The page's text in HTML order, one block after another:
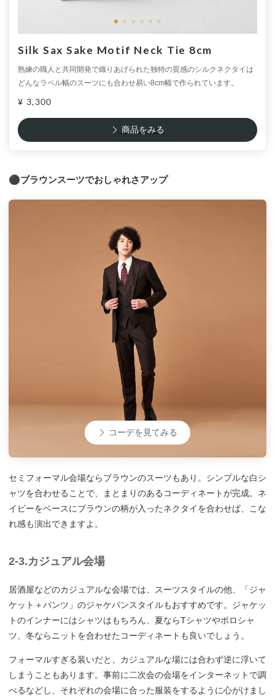
Silk Sax Sake Motif Neck Tie 8cm
熟練の職人と共同開発で織りあげられた独特の質感のシルクネクタイは
どんなラペル幅のスーツにも合わせ易い8cm幅で作られています。
¥ 3,300
商品をみる
⚫︎ブラウンスーツでおしゃれさアップ
コーデを見てみる
セミフォーマル会場ならブラウンのスーツもあり。シンプルな白シ
ャツを合わせることで、まとまりのあるコーディネートが完成。ネ
イビーをベースにブラウンの柄が入ったネクタイを合わせば、こな
れ感も演出できますよ。
2-3.カジュアル会場
居酒屋などのカジュアルな会場では、スーツスタイルの他、「ジャ
ケット＋パンツ」のジャケパンスタイルもおすすめです。ジャケッ
トのインナーにはシャツはもちろん、夏ならTシャツやポロシャ
ツ、冬ならニットを合わせたコーディネートも良いでしょう。
フォーマルすぎる装いだと、カジュアルな場には合わず逆に浮いて
しまうこともあります。事前に二次会の会場をインターネットで調
べるなどし、それぞれの会場に合った服装をするように心がけまし